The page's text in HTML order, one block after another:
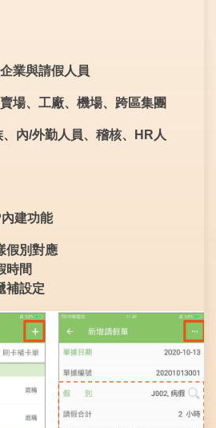
業與請假人員
場、工廠、機場、跨區集團
、內/外勤人員、稽核、 HR 人
內建功能
假別對應
時間
補設定